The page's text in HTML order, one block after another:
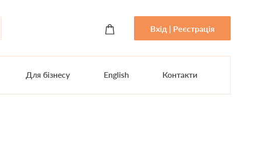
Вхід | Реєстрація
Для бізнесу English Контакти